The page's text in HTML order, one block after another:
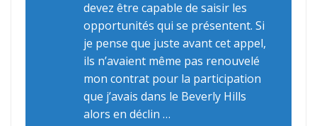
devez être capable de saisir les
opportunités qui se présentent. Si
je pense que juste avant cet appel,
ils n’avaient même pas renouvelé
mon contrat pour la participation
que j’avais dans le Beverly Hills
alors en déclin …